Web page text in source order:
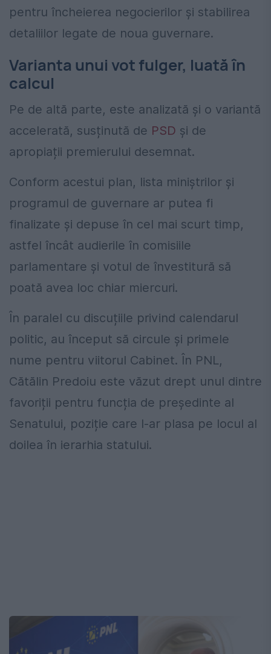
pentru încheierea negocierilor și stabilirea
detaliilor legate de noua guvernare.
Varianta unui vot fulger, luată în
calcul
Pe de altă parte, este analizată și o variantă
accelerată, susținută de PSD și de
apropiații premierului desemnat.
Conform acestui plan, lista miniștrilor și
programul de guvernare ar putea fi
finalizate și depuse în cel mai scurt timp,
astfel încât audierile în comisiile
parlamentare și votul de învestitură să
poată avea loc chiar miercuri.
În paralel cu discuțiile privind calendarul
politic, au început să circule și primele
nume pentru viitorul Cabinet. În PNL,
Cătălin Predoiu este văzut drept unul dintre
favoriții pentru funcția de președinte al
Senatului, poziție care l-ar plasa pe locul al
doilea în ierarhia statului.